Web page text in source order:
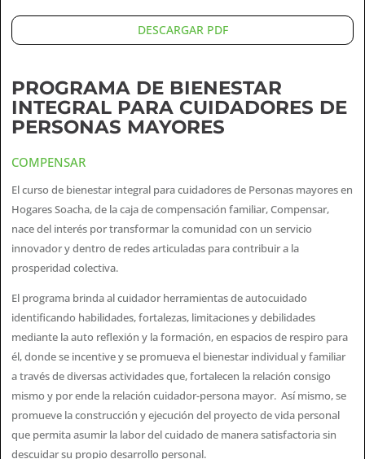
DESCARGAR PDF
PROGRAMA DE BIENESTAR
INTEGRAL PARA CUIDADORES DE
PERSONAS MAYORES
COMPENSAR
El curso de bienestar integral para cuidadores de Personas mayores en
Hogares Soacha, de la caja de compensación familiar, Compensar,
nace del interés por transformar la comunidad con un servicio
innovador y dentro de redes articuladas para contribuir a la
prosperidad colectiva.
El programa brinda al cuidador herramientas de autocuidado
identificando habilidades, fortalezas, limitaciones y debilidades
mediante la auto reflexión y la formación, en espacios de respiro para
él, donde se incentive y se promueva el bienestar individual y familiar
a través de diversas actividades que, fortalecen la relación consigo
mismo y por ende la relación cuidador-persona mayor. Así mismo, se
promueve la construcción y ejecución del proyecto de vida personal
que permita asumir la labor del cuidado de manera satisfactoria sin
descuidar su propio desarrollo personal.